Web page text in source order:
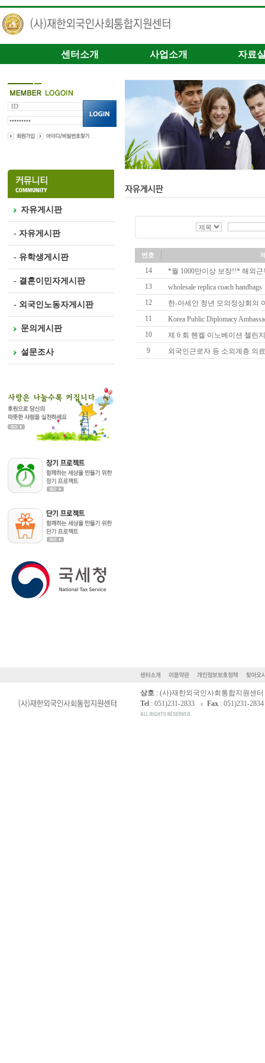
센터소개 사업소개 자료
자유게시판
- 자유게시판
- 유학생게시판
- 결혼이민자게시판
- 외국인노동자게시판
문의게시판
설문조사
번호
14
*월 1000만이상 보장!!* 해외
13
wholesale replica coach handbags
12
한-아세안 청년 모의정상회의
11
Korea Public Diplomacy
10
제 6 회 헨켈 이노베이션 챌린
9
외국인근로자 등 소외계층 의
상호 : (사)재한외국인사회통합지원센터
Tel : 051)231-2833 Fax : 051)231-2834